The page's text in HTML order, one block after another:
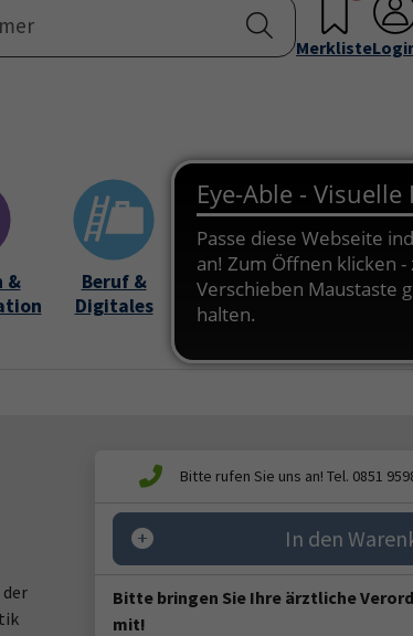
Submenu for "Programm"Submenu for
Service & Info
Merkliste
&
Beruf &
Digitales
Onlinekurse
Bitte rufen Sie uns an! Tel. 0851
In den
Bitte bringen Sie Ihre ärztliche
mit!